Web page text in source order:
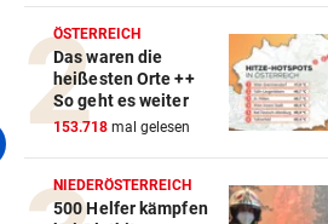
zum Knackpunkt?
ÖSTERREICH
Das waren die
heißesten Orte ++
So geht es weiter
153.718 mal gelesen
NIEDERÖSTERREICH
500 Helfer kämpfen